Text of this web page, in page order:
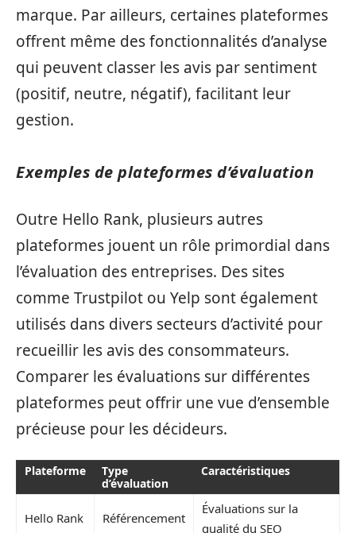
marque. Par ailleurs, certaines plateformes
offrent même des fonctionnalités d’analyse
qui peuvent classer les avis par sentiment
(positif, neutre, négatif), facilitant leur
gestion.
Exemples de plateformes d’évaluation
Outre Hello Rank, plusieurs autres
plateformes jouent un rôle primordial dans
l’évaluation des entreprises. Des sites
comme Trustpilot ou Yelp sont également
utilisés dans divers secteurs d’activité pour
recueillir les avis des consommateurs.
Comparer les évaluations sur différentes
plateformes peut offrir une vue d’ensemble
précieuse pour les décideurs.
Plateforme
Type
d’évaluation
Caractéristiques
Hello Rank Référencement
Évaluations sur la
qualité du SEO